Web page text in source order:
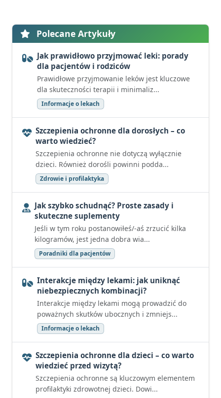
Polecane Artykuły
Jak prawidłowo przyjmować leki: porady
dla pacjentów i rodziców
Prawidłowe przyjmowanie leków jest kluczowe
dla skuteczności terapii i minimaliz...
Informacje o lekach
Szczepienia ochronne dla dorosłych – co
warto wiedzieć?
Szczepienia ochronne nie dotyczą wyłącznie
dzieci. Również dorośli powinni podda...
Zdrowie i profilaktyka
Jak szybko schudnąć? Proste zasady i
skuteczne suplementy
Jeśli w tym roku postanowiłeś/-aś zrzucić kilka
kilogramów, jest jedna dobra wia...
Poradniki dla pacjentów
Interakcje między lekami: jak uniknąć
niebezpiecznych kombinacji?
Interakcje między lekami mogą prowadzić do
poważnych skutków ubocznych i zmniejs...
Informacje o lekach
Szczepienia ochronne dla dzieci – co warto
wiedzieć przed wizytą?
Szczepienia ochronne są kluczowym elementem
profilaktyki zdrowotnej dzieci. Dowi...